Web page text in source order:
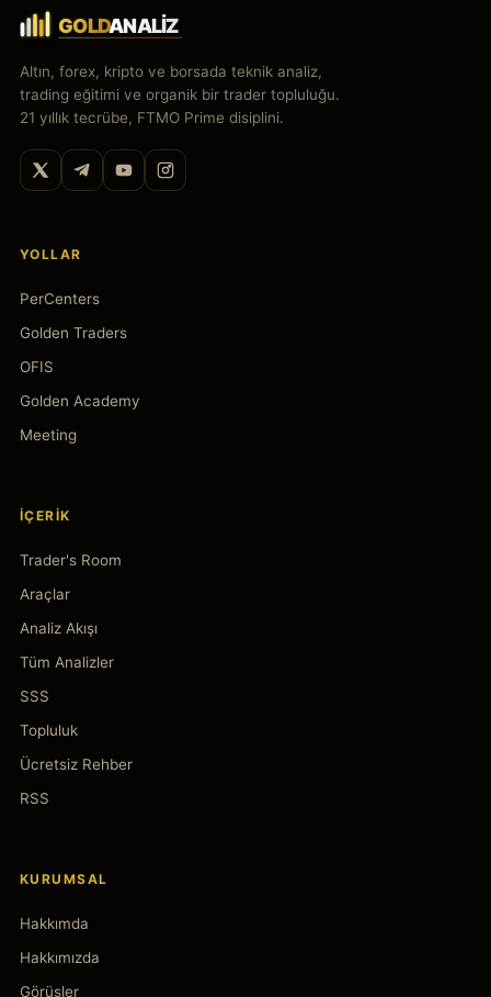
Altın, forex, kripto ve borsada teknik analiz,
trading eğitimi ve organik bir trader topluluğu.
21 yıllık tecrübe, FTMO Prime disiplini.
YOLLAR
PerCenters
Golden Traders
OFIS
Golden Academy
Meeting
İÇERIK
Trader's Room
Araçlar
Analiz Akışı
Tüm Analizler
SSS
Topluluk
Ücretsiz Rehber
RSS
KURUMSAL
Hakkımda
Hakkımızda
Görüşler